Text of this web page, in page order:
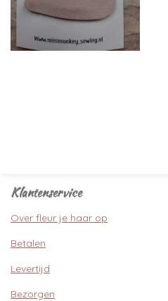
Klantenservice
Over fleur je haar op
Betalen
Levertijd
Bezorgen